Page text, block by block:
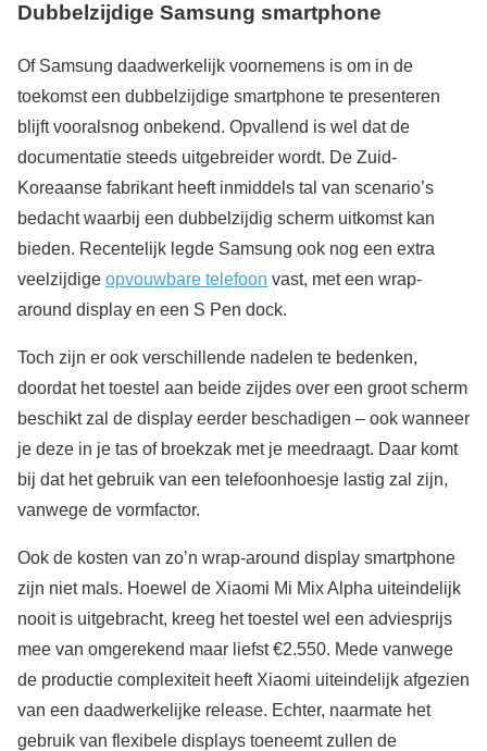
Dubbelzijdige Samsung smartphone
Of Samsung daadwerkelijk voornemens is om in de
toekomst een dubbelzijdige smartphone te presenteren
blijft vooralsnog onbekend. Opvallend is wel dat de
documentatie steeds uitgebreider wordt. De Zuid-
Koreaanse fabrikant heeft inmiddels tal van scenario’s
bedacht waarbij een dubbelzijdig scherm uitkomst kan
bieden. Recentelijk legde Samsung ook nog een extra
veelzijdige opvouwbare telefoon vast, met een wrap-
around display en een S Pen dock.
Toch zijn er ook verschillende nadelen te bedenken,
doordat het toestel aan beide zijdes over een groot scherm
beschikt zal de display eerder beschadigen – ook wanneer
je deze in je tas of broekzak met je meedraagt. Daar komt
bij dat het gebruik van een telefoonhoesje lastig zal zijn,
vanwege de vormfactor.
Ook de kosten van zo’n wrap-around display smartphone
zijn niet mals. Hoewel de Xiaomi Mi Mix Alpha uiteindelijk
nooit is uitgebracht, kreeg het toestel wel een adviesprijs
mee van omgerekend maar liefst €2.550. Mede vanwege
de productie complexiteit heeft Xiaomi uiteindelijk afgezien
van een daadwerkelijke release. Echter, naarmate het
gebruik van flexibele displays toeneemt zullen de